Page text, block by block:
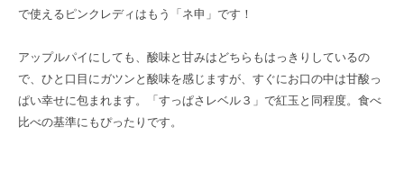
で使えるピンクレディはもう「ネ申」です！
アップルパイにしても、酸味と甘みはどちらもはっきりしているの
で、ひと口目にガツンと酸味を感じますが、すぐにお口の中は甘酸っ
ぱい幸せに包まれます。「すっぱさレベル３」で紅玉と同程度。食べ
比べの基準にもぴったりです。